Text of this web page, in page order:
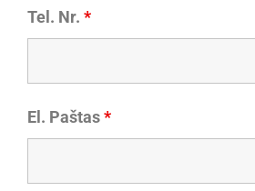
Tel. Nr. *
El. Paštas*